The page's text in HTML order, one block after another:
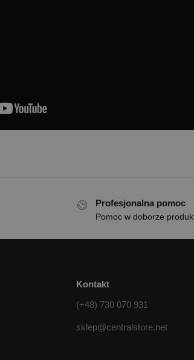
Profesjonalna pomoc
Pomoc w doborze
Kontakt
(+48) 730 070 931
sklep@centralstore.net